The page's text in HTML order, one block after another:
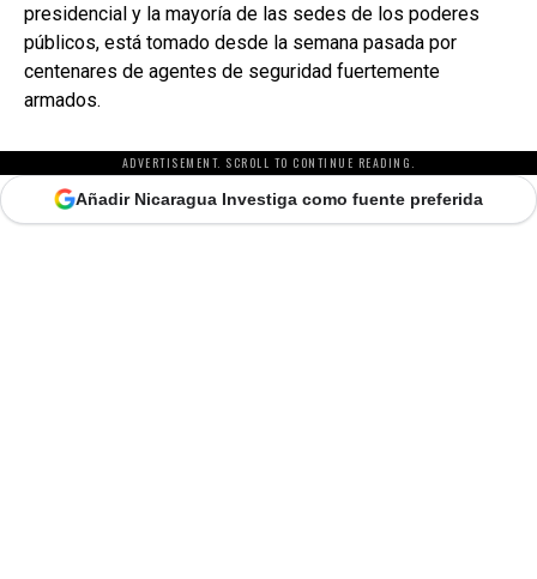
presidencial y la mayoría de las sedes de los poderes
públicos, está tomado desde la semana pasada por
centenares de agentes de seguridad fuertemente
armados.
ADVERTISEMENT. SCROLL TO CONTINUE READING.
Añadir Nicaragua Investiga como fuente preferida